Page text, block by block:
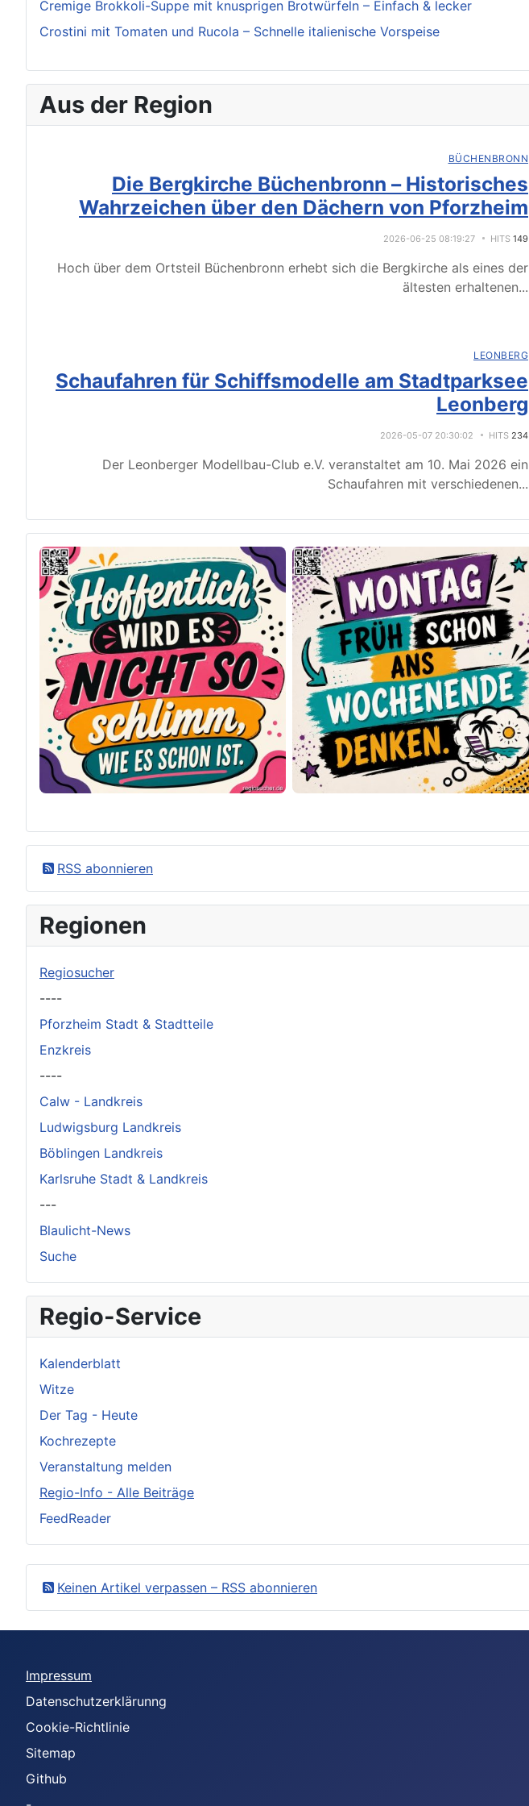
Cremige Brokkoli-Suppe mit knusprigen Brotwürfeln – Einfach & lecker
Crostini mit Tomaten und Rucola – Schnelle italienische Vorspeise
Aus der Region
BÜCHENBRONN
Die Bergkirche Büchenbronn – Historisches
Wahrzeichen über den Dächern von Pforzheim
2026-06-25 08:19:27 HITS 149
Hoch über dem Ortsteil Büchenbronn erhebt sich die Bergkirche als eines der
ältesten erhaltenen...
LEONBERG
Schaufahren für Schiffsmodelle am Stadtparksee
Leonberg
2026-05-07 20:30:02 HITS 234
Der Leonberger Modellbau-Club e.V. veranstaltet am 10. Mai 2026 ein
Schaufahren mit verschiedenen...
RSS abonnieren
Regionen
Regiosucher
----
Pforzheim Stadt & Stadtteile
Enzkreis
----
Calw - Landkreis
Ludwigsburg Landkreis
Böblingen Landkreis
Karlsruhe Stadt & Landkreis
---
Blaulicht-News
Suche
Regio-Service
Kalenderblatt
Witze
Der Tag - Heute
Kochrezepte
Veranstaltung melden
Regio-Info - Alle Beiträge
FeedReader
Keinen Artikel verpassen – RSS abonnieren
Impressum
Datenschutzerklärunng
Cookie-Richtlinie
Sitemap
Github